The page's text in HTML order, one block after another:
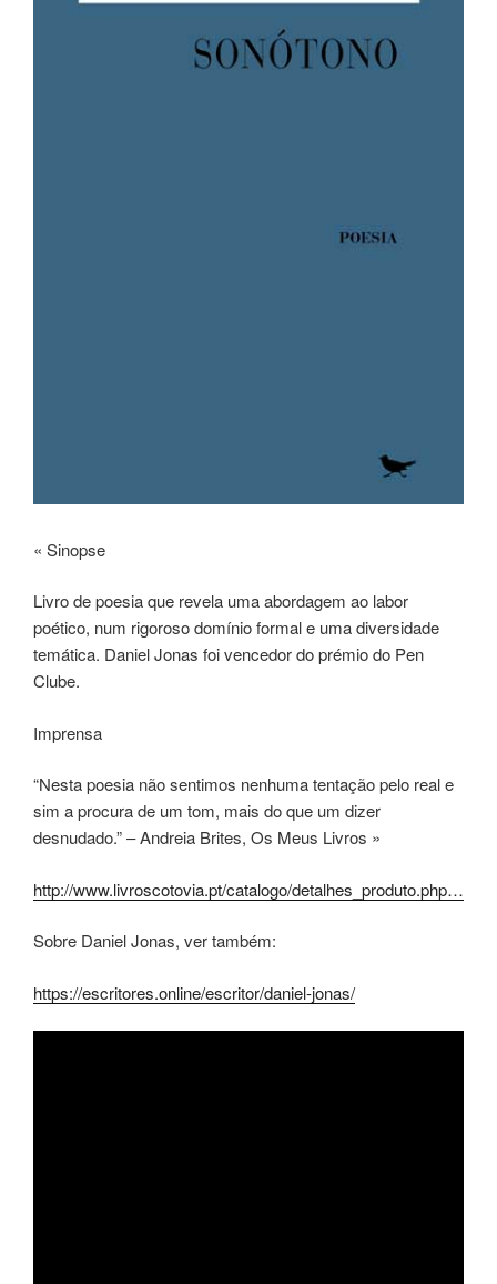
« Sinopse
Livro de poesia que revela uma abordagem ao labor
poético, num rigoroso domínio formal e uma diversidade
temática. Daniel Jonas foi vencedor do prémio do Pen
Clube.
Imprensa
“Nesta poesia não sentimos nenhuma tentação pelo real e
sim a procura de um tom, mais do que um dizer
desnudado.” – Andreia Brites, Os Meus Livros »
http://www.livroscotovia.pt/catalogo/detalhes_produto.php…
Sobre Daniel Jonas, ver também:
https://escritores.online/escritor/daniel-jonas/